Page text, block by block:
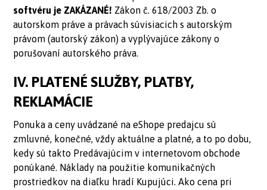
softvéru je ZAKÁZANÉ! Zákon č. 618/2003 Zb. o
autorskom práve a právach súvisiacich s autorským
právom (autorský zákon) a vyplývajúce zákony o
porušovaní autorského práva.
IV. PLATENÉ SLUŽBY, PLATBY,
REKLAMÁCIE
Ponuka a ceny uvádzané na eShope predajcu sú
zmluvné, konečné, vždy aktuálne a platné, a to po dobu,
kedy sú takto Predávajúcim v internetovom obchode
ponúkané. Náklady na použitie komunikačných
prostriedkov na diaľku hradí Kupujúci. Ako cena pri